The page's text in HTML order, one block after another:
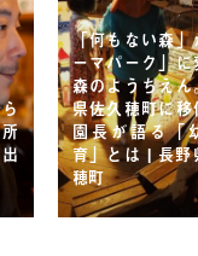
「何もない森」
ーマパーク」に
森のようちえん
県佐久穂町に移
園長が語る「
育」とは | 長野
穂町